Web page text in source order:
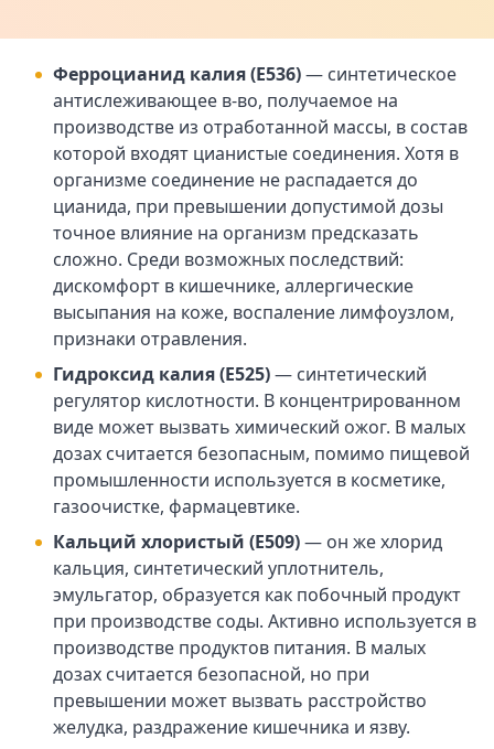
Ферроцианид калия (Е536)— синтетическое
антислеживающее в-во, получаемое на
производстве из отработанной массы, в состав
которой входят цианистые соединения. Хотя в
организме соединение не распадается до
цианида, при превышении допустимой дозы
точное влияние на организм предсказать
сложно. Среди возможных последствий:
дискомфорт в кишечнике, аллергические
высыпания на коже, воспаление лимфоузлом,
признаки отравления.
Гидроксид калия (Е525)— синтетический
регулятор кислотности. В концентрированном
виде может вызвать химический ожог. В малых
дозах считается безопасным, помимо пищевой
промышленности используется в косметике,
газоочистке, фармацевтике.
Кальций хлористый (Е509)— он же хлорид
кальция, синтетический уплотнитель,
эмульгатор, образуется как побочный продукт
при производстве соды. Активно используется в
производстве продуктов питания. В малых
дозах считается безопасной, но при
превышении может вызвать расстройство
желудка, раздражение кишечника и язву.